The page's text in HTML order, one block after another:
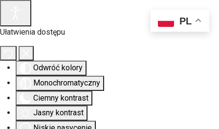
Ułatwienia dostępu
Odwróć kolory
Monochromatyczny
Ciemny kontrast
Jasny kontrast
PL